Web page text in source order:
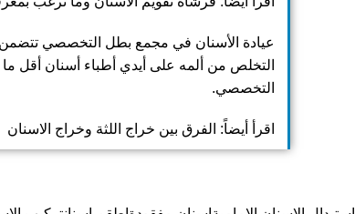
عيادة الأسنان في مجمع بطل التخصصي
التخلص من ألمه على أيدي أطباء أسنان أقل
التخصصي.
اقرأ أيضاً: الفرق بين خراج اللثة وخراج الاسنان